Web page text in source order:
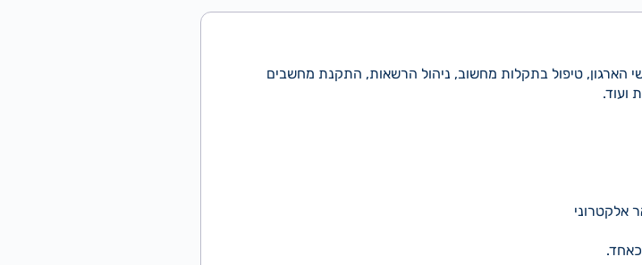
הארגון, טיפול בתקלות מחשוב, ניהול הרשאות, התקנת מחשבים
ועוד.
אלקטרוני